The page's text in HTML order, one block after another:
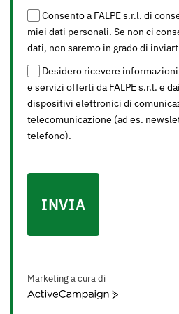
Consento a FALPE s.r.l. di
miei dati personali. Se non ci
dati, non saremo in grado di
Desidero ricevere
e servizi offerti da FALPE s.r.l. e
dispositivi elettronici di
telecomunicazione (ad es.
telefono).
INVIA
Marketing a cura di
ActiveCampaign